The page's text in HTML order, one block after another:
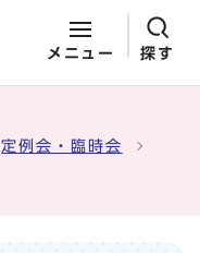
メニュー 探す
定例会・臨時会